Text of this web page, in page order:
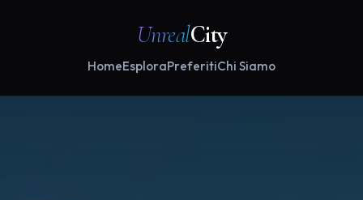
UnrealCity
HomeEsploraPreferitiChi Siamo